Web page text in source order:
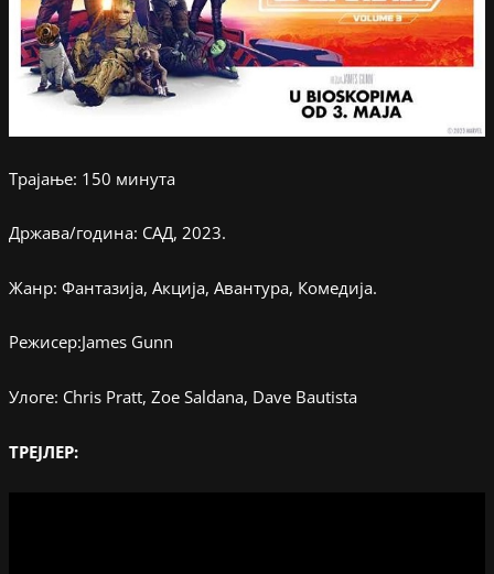
Трајање: 150 минута
Држава/година: САД, 2023.
Жанр: Фантазија, Акција, Авантура, Комедија.
Режисер:James Gunn
Улоге: Chris Pratt, Zoe Saldana, Dave Bautista
ТРЕЈЛЕР: